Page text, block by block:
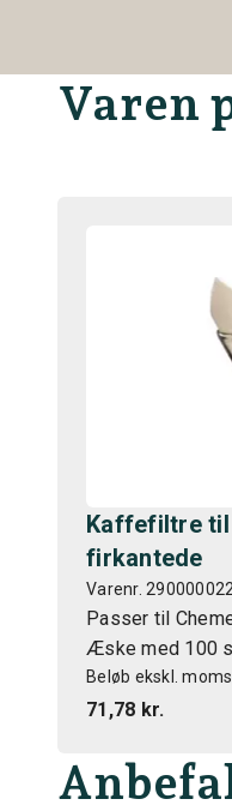
Varen
Kaffefiltre til
firkantede
Varenr. 290000022
Passer til
Æske med 100
Beløb ekskl. moms
71,78 kr.